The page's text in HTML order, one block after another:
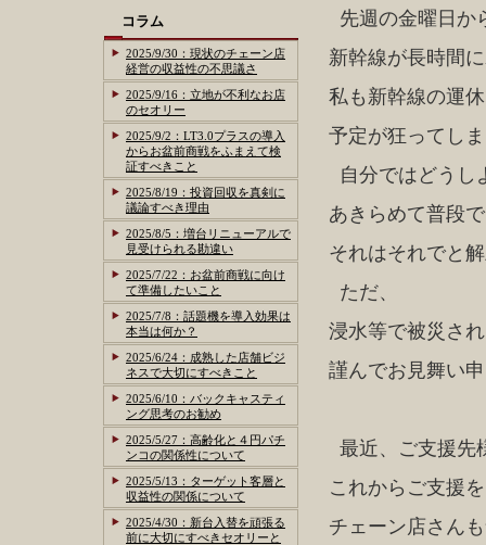
先週の金曜日か
新幹線が長時間
私も新幹線の運
予定が狂ってし
自分ではどうし
あきらめて普段
それはそれでと
ただ、
浸水等で被災さ
謹んでお見舞い
最近、ご支援先
これからご支援
チェーン店さん
コラム
2025/9/30：現状のチェーン店
経営の収益性の不思議さ
2025/9/16：立地が不利なお店
のセオリー
2025/9/2：LT3.0プラスの導入
からお盆前商戦をふまえて検
証すべきこと
2025/8/19：投資回収を真剣に
議論すべき理由
2025/8/5：増台リニューアルで
見受けられる勘違い
2025/7/22：お盆前商戦に向け
て準備したいこと
2025/7/8：話題機を導入効果は
本当は何か？
2025/6/24：成熟した店舗ビジ
ネスで大切にすべきこと
2025/6/10：バックキャスティ
ング思考のお勧め
2025/5/27：高齢化と４円パチ
ンコの関係性について
2025/5/13：ターゲット客層と
収益性の関係について
2025/4/30：新台入替を頑張る
前に大切にすべきセオリーと